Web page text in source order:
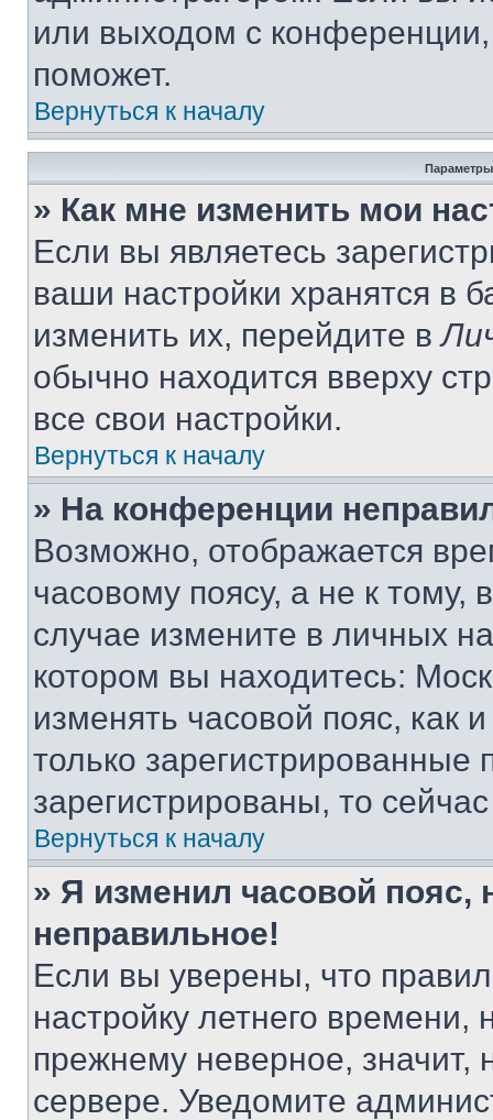
или выходом с
поможет.
Вернуться к началу
Параметры
» Как мне изменить мои
Если вы являетесь
ваши настройки хранятся в
изменить их, перейдите в
обычно находится вверху
все свои настройки.
Вернуться к началу
» На конференции
Возможно, отображается
часовому поясу, а не к тому,
случае измените в личных
котором вы находитесь:
изменять часовой пояс, как
только
зарегистрированы, то
Вернуться к началу
» Я изменил часовой пояс,
неправильное!
Если вы уверены, что
настройку летнего
прежнему неверное, значит,
сервере. Уведомите